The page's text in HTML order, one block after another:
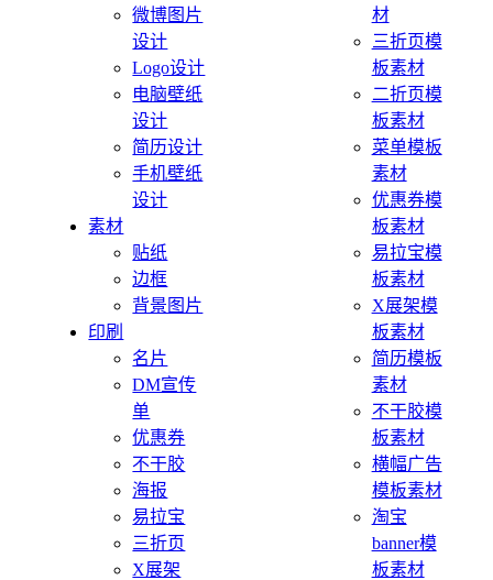
微博图片
设计
Logo设计
电脑壁纸
设计
简历设计
手机壁纸
设计
素材
贴纸
边框
背景图片
印刷
名片
DM宣传
单
优惠券
不干胶
海报
易拉宝
三折页
X展架
材
三折页模
板素材
二折页模
板素材
菜单模板
素材
优惠券模
板素材
易拉宝模
板素材
X展架模
板素材
简历模板
素材
不干胶模
板素材
横幅广告
模板素材
淘宝
banner模
板素材